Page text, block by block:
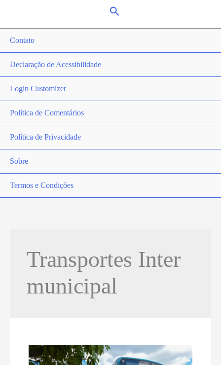
Pesquisar
Contato
Declaração de Acessibilidade
Login Customizer
Política de Comentários
Política de Privacidade
Sobre
Termos e Condições
Transportes Inter
municipal